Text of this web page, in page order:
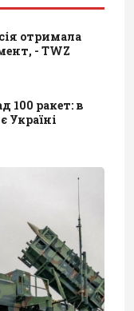
отримала
- TWZ
100 ракет: в
Україні